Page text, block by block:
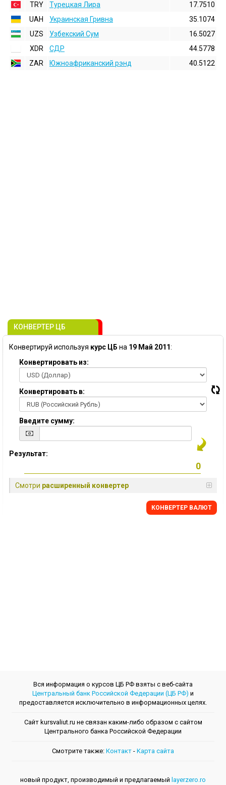
TRY
Турецкая Лира
17.7510
UAH
Украинская Гривна
35.1074
UZS
Узбекский Сум
16.5027
XDR
СДР
44.5778
ZAR
Южноафриканский рэнд 40.5122
КОНВЕРТЕР ЦБ
Конвертируй используя курс ЦБ на 19 Май 2011:
Конвертировать из:
Конвертировать в:
Введите сумму:
Результат:
Смотри расширенный конвертер
КОНВЕРТЕР ВАЛЮТ
Вся информация о курсов ЦБ РФ взяты с веб-сайта
Центральный банк Российской Федерации (ЦБ РФ) и
предоставляется исключительно в информационных целях.
Сайт kursvaliut.ru не связан каким-либо образом с сайтом
Центрального банкa Российской Федерации
Смотрите также: Контакт - Kарта сайта
новый продукт, производимый и предлагаемый layerzero.ro